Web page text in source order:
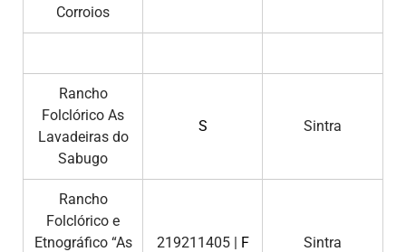
Corroios
Rancho
Folclórico As
Lavadeiras do
Sabugo
S Sintra
Rancho
Folclórico e
Etnográfico “As
219211405 | F Sintra